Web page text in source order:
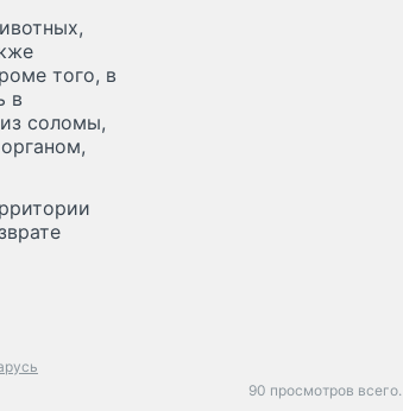
того, в
в
соломы,
90 просмотров всего.